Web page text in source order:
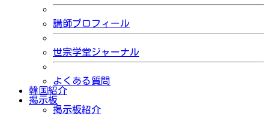
講師プロフィール
世宗学堂ジャーナル
よくある質問
韓国紹介
掲示板
掲示板紹介